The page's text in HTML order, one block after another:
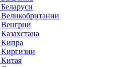
Венгрии
Кипра
Киргизии